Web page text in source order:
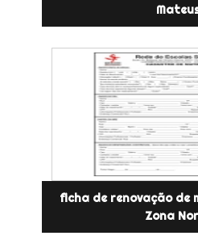
ficha de renovação de
Zona